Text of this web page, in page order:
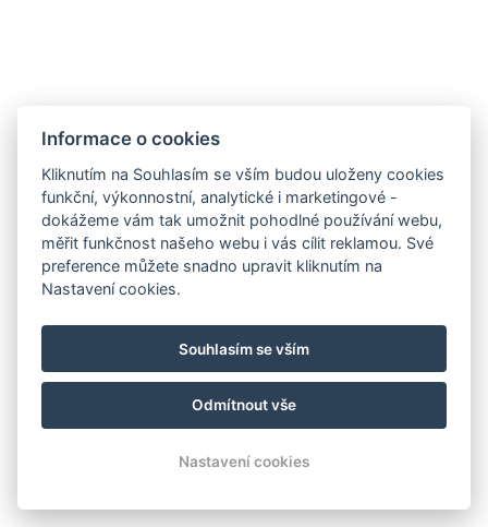
info@milire-estate.com
+420 603 568 403
Informace o cookies
Kliknutím na Souhlasím se vším budou uloženy cookies
funkční, výkonnostní, analytické i marketingové -
dokážeme vám tak umožnit pohodlné používání webu,
měřit funkčnost našeho webu i vás cílit reklamou. Své
preference můžete snadno upravit kliknutím na
Nastavení cookies.
Souhlasím se vším
Odmítnout vše
Nastavení cookies